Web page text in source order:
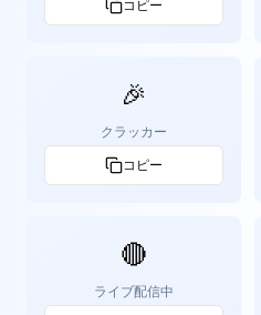
コピー
🎉
クラッカー
コピー
🔴
ライブ配信中